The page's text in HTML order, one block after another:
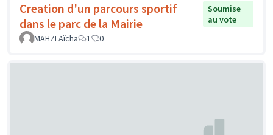
Creation d'un parcours sportif
dans le parc de la Mairie
Soumise
au vote
MAHZI Aïcha
1 0